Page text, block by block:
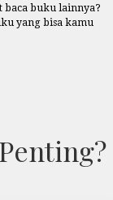
buku lainnya?
yang bisa kamu